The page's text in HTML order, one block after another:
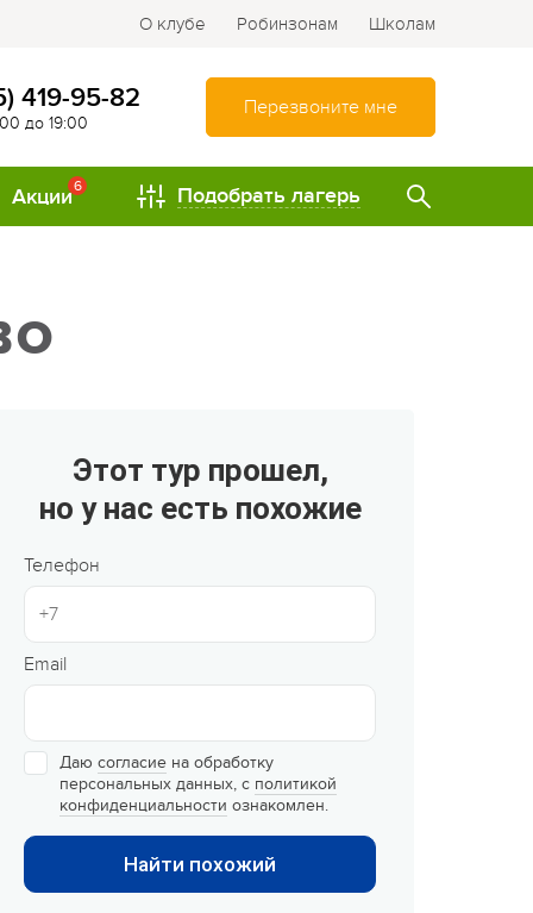
О клубе Робинзонам Школам
419-95-82
до 19:00
Перезвоните мне
развивающие лагеря
Походы и путешествия
Сюжетно-ролевые лагеря
Палаточные лагеря
Тематические лагеря
Акции6 Подобрать лагерь
Этот тур прошел,
но у нас есть похожие
Телефон
Email
Даю согласие на обработку
персональных данных, с политикой
конфиденциальности ознакомлен.
Найти похожий